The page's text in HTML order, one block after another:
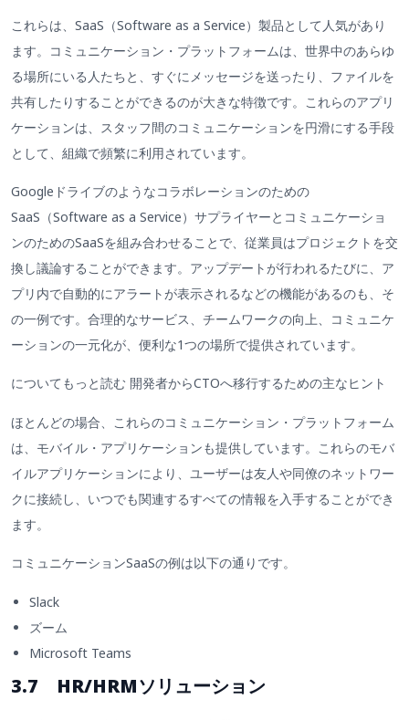
これらは、SaaS（Software as a Service）製品として人気があり
ます。コミュニケーション・プラットフォームは、世界中のあらゆ
る場所にいる人たちと、すぐにメッセージを送ったり、ファイルを
共有したりすることができるのが大きな特徴です。これらのアプリ
ケーションは、スタッフ間のコミュニケーションを円滑にする手段
として、組織で頻繁に利用されています。
Googleドライブのようなコラボレーションのための
SaaS（Software as a Service）サプライヤーとコミュニケーショ
ンのためのSaaSを組み合わせることで、従業員はプロジェクトを交
換し議論することができます。アップデートが行われるたびに、ア
プリ内で自動的にアラートが表示されるなどの機能があるのも、そ
の一例です。合理的なサービス、チームワークの向上、コミュニケ
ーションの一元化が、便利な1つの場所で提供されています。
についてもっと読む 開発者からCTOへ移行するための主なヒント
ほとんどの場合、これらのコミュニケーション・プラットフォーム
は、モバイル・アプリケーションも提供しています。これらのモバ
イルアプリケーションにより、ユーザーは友人や同僚のネットワー
クに接続し、いつでも関連するすべての情報を入手することができ
ます。
コミュニケーションSaaSの例は以下の通りです。
Slack
ズーム
Microsoft Teams
3.7 HR/HRMソリューション